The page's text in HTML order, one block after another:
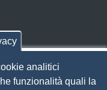
BS
analitici
funzionalità quali la